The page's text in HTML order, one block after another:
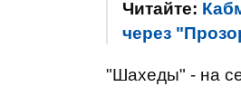
Читайте:
через
"Шахеды" - на